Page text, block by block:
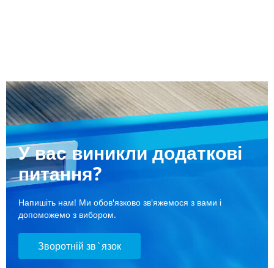
У вас виникли додаткові
питання?
Напишіть нам! Ми обов'язково зв'яжемося з вами і
допоможемо з вибором.
Зворотній зв`язок